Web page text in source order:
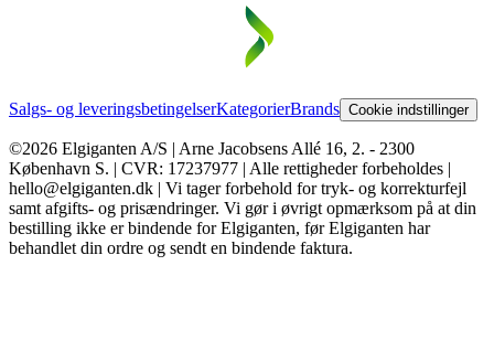
Salgs- og leveringsbetingelserKategorierBrands Cookie indstillinger
©2026 Elgiganten A/S | Arne Jacobsens Allé 16, 2. - 2300
København S. | CVR: 17237977 | Alle rettigheder forbeholdes |
hello@elgiganten.dk | Vi tager forbehold for tryk- og korrekturfejl
samt afgifts- og prisændringer. Vi gør i øvrigt opmærksom på at din
bestilling ikke er bindende for Elgiganten, før Elgiganten har
behandlet din ordre og sendt en bindende faktura.